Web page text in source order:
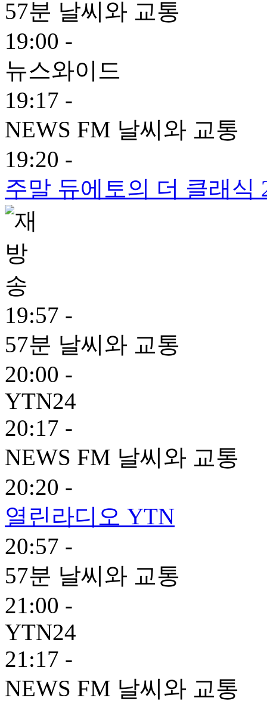
57분 날씨와 교통
19:00 -
뉴스와이드
19:17 -
NEWS FM 날씨와 교통
19:20 -
주말 듀에토의 더 클래식
19:57 -
57분 날씨와 교통
20:00 -
YTN24
20:17 -
NEWS FM 날씨와 교통
20:20 -
열린라디오 YTN
20:57 -
57분 날씨와 교통
21:00 -
YTN24
21:17 -
NEWS FM 날씨와 교통